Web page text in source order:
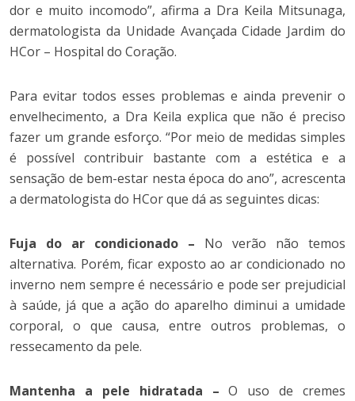
dor e muito incomodo”, afirma a Dra Keila Mitsunaga,
dermatologista da Unidade Avançada Cidade Jardim do
HCor – Hospital do Coração.
Para evitar todos esses problemas e ainda prevenir o
envelhecimento, a Dra Keila explica que não é preciso
fazer um grande esforço. “Por meio de medidas simples
é possível contribuir bastante com a estética e a
sensação de bem-estar nesta época do ano”, acrescenta
a dermatologista do HCor que dá as seguintes dicas:
Fuja do ar condicionado – No verão não temos
alternativa. Porém, ficar exposto ao ar condicionado no
inverno nem sempre é necessário e pode ser prejudicial
à saúde, já que a ação do aparelho diminui a umidade
corporal, o que causa, entre outros problemas, o
ressecamento da pele.
Mantenha a pele hidratada – O uso de cremes